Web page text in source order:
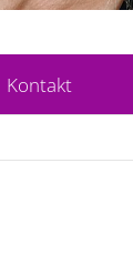
Kontakt